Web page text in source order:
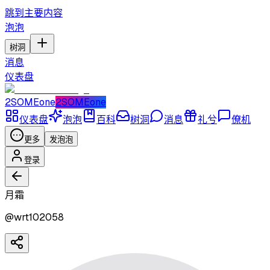
跳到主要内容
泡泡
树洞
消息
仪表盘
2SOMEone2SOMEone
仪表盘
泡泡 百科 树洞 消息 礼兮 僚机
更多 发泡泡
登录
月霜
@wrt102058